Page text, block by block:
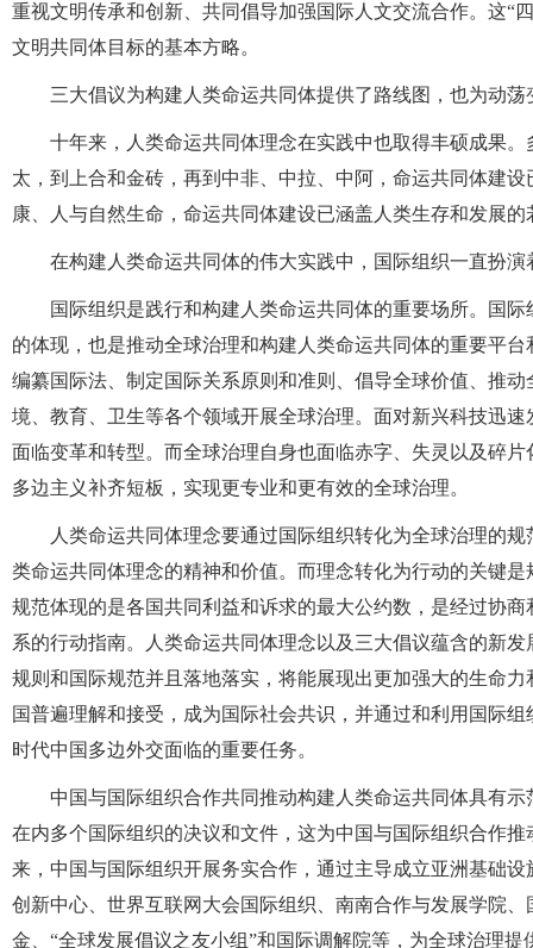
重视文明传承和创新、共同倡导加强国际人文交流合作。这“
文明共同体目标的基本方略。
三大倡议为构建人类命运共同体提供了路线图，也为动
十年来，人类命运共同体理念在实践中也取得丰硕成果
太，到上合和金砖，再到中非、中拉、中阿，命运共同体建
康、人与自然生命，命运共同体建设已涵盖人类生存和发展的
在构建人类命运共同体的伟大实践中，国际组织一直扮
国际组织是践行和构建人类命运共同体的重要场所。国
的体现，也是推动全球治理和构建人类命运共同体的重要平
编纂国际法、制定国际关系原则和准则、倡导全球价值、推
境、教育、卫生等各个领域开展全球治理。面对新兴科技迅
面临变革和转型。而全球治理自身也面临赤字、失灵以及碎
多边主义补齐短板，实现更专业和更有效的全球治理。
人类命运共同体理念要通过国际组织转化为全球治理的
类命运共同体理念的精神和价值。而理念转化为行动的关键
规范体现的是各国共同利益和诉求的最大公约数，是经过协
系的行动指南。人类命运共同体理念以及三大倡议蕴含的新
规则和国际规范并且落地落实，将能展现出更加强大的生命
国普遍理解和接受，成为国际社会共识，并通过和利用国际
时代中国多边外交面临的重要任务。
中国与国际组织合作共同推动构建人类命运共同体具有
在内多个国际组织的决议和文件，这为中国与国际组织合作
来，中国与国际组织开展务实合作，通过主导成立亚洲基础
创新中心、世界互联网大会国际组织、南南合作与发展学院
金、“全球发展倡议之友小组”和国际调解院等，为全球治理